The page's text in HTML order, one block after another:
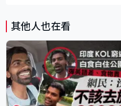
其他人也在看